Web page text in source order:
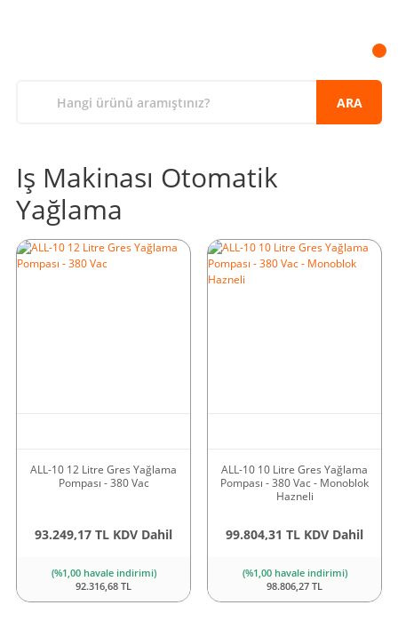
ARA
Iş Makinası Otomatik
Yağlama
ALL-10 12 Litre Gres Yağlama
Pompası - 380 Vac
93.249,17 TL KDV Dahil
(%1,00 havale indirimi)
92.316,68 TL
ALL-10 10 Litre Gres Yağlama
Pompası - 380 Vac - Monoblok
Hazneli
99.804,31 TL KDV Dahil
(%1,00 havale indirimi)
98.806,27 TL